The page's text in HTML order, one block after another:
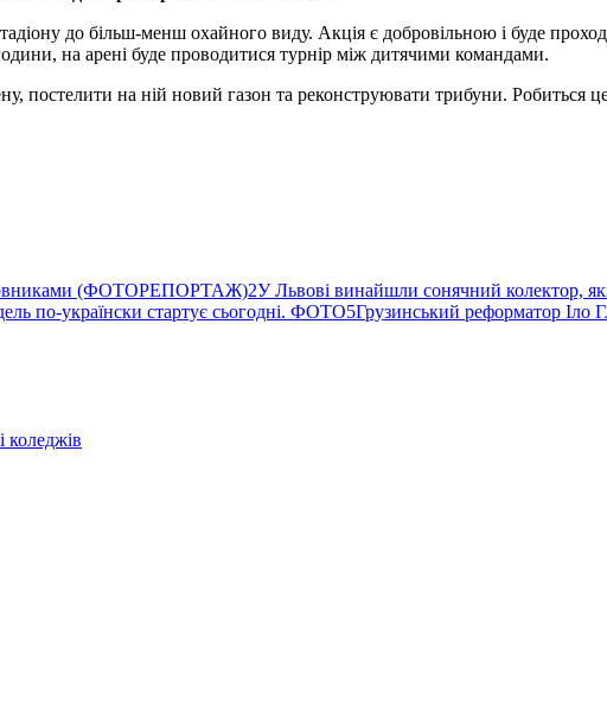
до більш-менш охайного виду. Акція є добровільною і буде
на арені буде проводитися турнір між дитячими командами.
постелити на ній новий газон та реконструювати трибуни. Робиться
(ФОТОРЕПОРТАЖ)2У Львові винайшли сонячний колектор,
по-українски стартує сьогодні. ФОТО5Грузинський реформатор Іло
коледжів